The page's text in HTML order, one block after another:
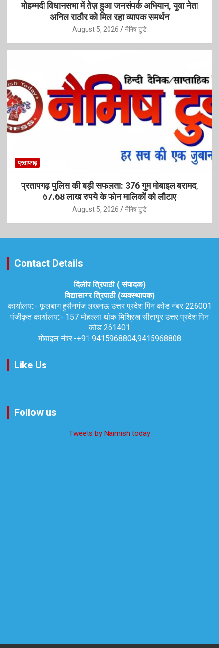
मोहम्मदी विधानसभा में तेज़ हुआ जनसंपर्क अभियान, युवा नेता
अनिल राठौर को मिल रहा व्यापक समर्थन
August 5, 2026 नैमिष टुडे
प्रतापगढ़
प्रतापगढ़ पुलिस की बड़ी सफलता: 376 गुम मोबाइल बरामद,
67.68 लाख रुपये के फोन मालिकों को लौटाए
August 5, 2026 नैमिष टुडे
Contact Details
दिलीप त्रिपाठी ( संपादक)
विद्यासागर त्रिपाठी (व्यवस्थापक)
कार्यालय::-फूलबाग हुसैनगंज लखनऊ उत्तर प्रदेश पिन कोड नंबर 226001
पंजीकृत कार्यालय::- 157 मोहल्ला थोक मिश्रिख सीतापुर उत्तर प्रदेश पिन
कोड 261401
मोबाइल नंबर:-+91 9415968804,9415968808
Like Us
Follow us
Tweets by Naimish today